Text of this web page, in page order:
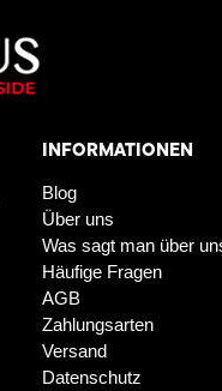
INFORMATIONEN
Blog
Über uns
Was sagt man über
Häufige Fragen
AGB
Zahlungsarten
Versand
Datenschutz